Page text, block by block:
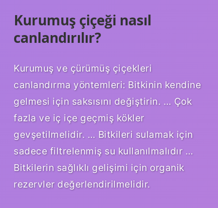
Kurumuş çiçeği nasıl
canlandırılır?
Kurumuş ve çürümüş çiçekleri
canlandırma yöntemleri: Bitkinin kendine
gelmesi için saksısını değiştirin. … Çok
fazla ve iç içe geçmiş kökler
gevşetilmelidir. … Bitkileri sulamak için
sadece filtrelenmiş su kullanılmalıdır …
Bitkilerin sağlıklı gelişimi için organik
rezervler değerlendirilmelidir.